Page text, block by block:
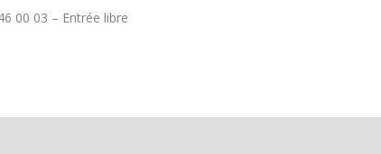
00 03 – Entrée libre